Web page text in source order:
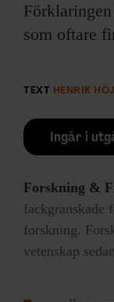
SKRIV I F&F
som oftare
TEXT HENRIK
Ingår i
Forskning &
fackgranskade
forskning.
vetenskap